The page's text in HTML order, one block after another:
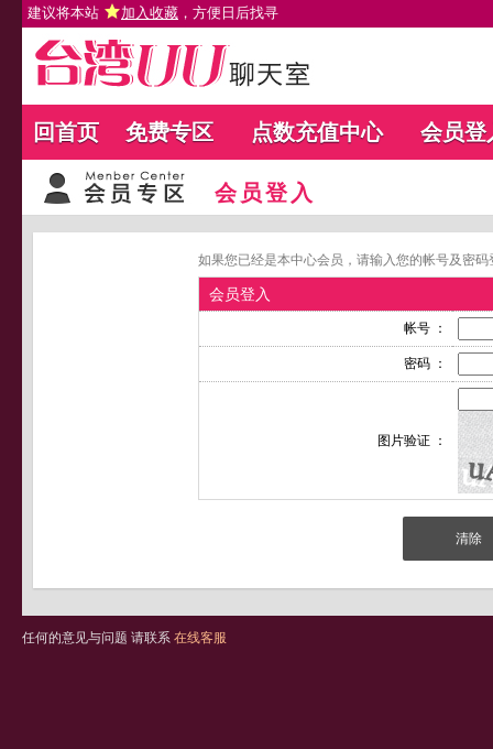
建议将本站 加入收藏 ，方便日后找寻
回首页 免费专区 点数充值中心 会员登
会员登入
如果您已经是本中心会员，请输入您的帐号及密
会员登入
帐号 ：
密码 ：
图片验证 ：
任何的意见与问题 请联系 在线客服